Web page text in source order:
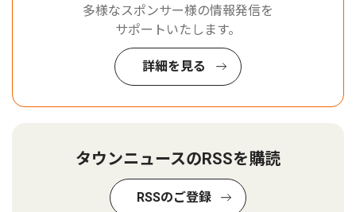
多様なスポンサー様の情報発信を
サポートいたします。
詳細を見る
タウンニュースのRSSを購読
RSSのご登録